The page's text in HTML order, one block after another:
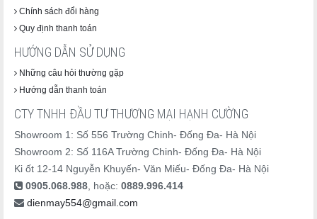
Chính sách đổi hàng
Quy định thanh toán
HƯỚNG DẪN SỬ DỤNG
Những câu hỏi thường gặp
Hướng dẫn thanh toán
CTY TNHH ĐẦU TƯ THƯƠNG MẠI HẠNH CƯỜNG
Showroom 1: Số 556 Trường Chinh- Đống Đa- Hà Nội
Showroom 2: Số 116A Trường Chinh- Đống Đa- Hà Nội
Ki ốt 12-14 Nguyễn Khuyến- Văn Miếu- Đống Đa- Hà Nội
0905.068.988 , hoặc: 0889.996.414
dienmay554@gmail.com